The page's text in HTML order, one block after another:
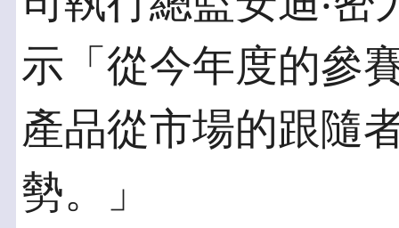
示「從今年度的參
產品從市場的跟隨
勢。」